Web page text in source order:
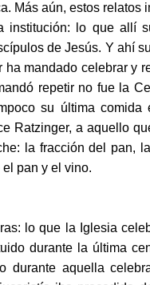
Más aún, estos relatos
institución: lo que allí
de Jesús. Y ahí
ha mandado celebrar y
repetir no fue la
su última
Ratzinger, a aquello
la fracción del pan,
pan y el vino.
lo que la Iglesia
durante la última
durante aquella